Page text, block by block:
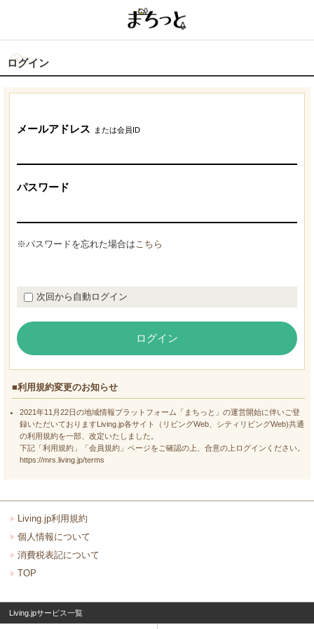
ログイン
メールアドレス または会員ID
パスワード
※パスワードを忘れた場合はこちら
次回から自動ログイン
ログイン
■利用規約変更のお知らせ
2021年11月22日の地域情報プラットフォーム「まちっと」の運営開始に伴いご登
録いただいておりますLiving.jp各サイト（リビングWeb、シティリビングWeb)共通
の利用規約を一部、改定いたしました。
下記「利用規約」「会員規約」ページをご確認の上、合意の上ログインください。
https://mrs.living.jp/terms
Living.jp利用規約
個人情報について
消費税表記について
TOP
Living.jpサービス一覧